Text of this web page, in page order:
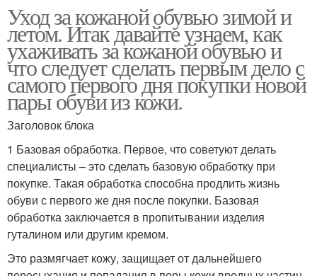
Уход за кожаной обувью зимой и
летом. Итак давайте узнаем, как
ухаживать за кожаной обувью и
что следует сделать первым дело с
самого первого дня покупки новой
пары обуви из кожи.
Заголовок блока
1 Базовая обработка. Первое, что советуют делать
специалисты – это сделать базовую обработку при
покупке. Такая обработка способна продлить жизнь
обуви с первого же дня после покупки. Базовая
обработка заключается в пропитывании изделия
гуталином или другим кремом.
Это размягчает кожу, защищает от дальнейшего